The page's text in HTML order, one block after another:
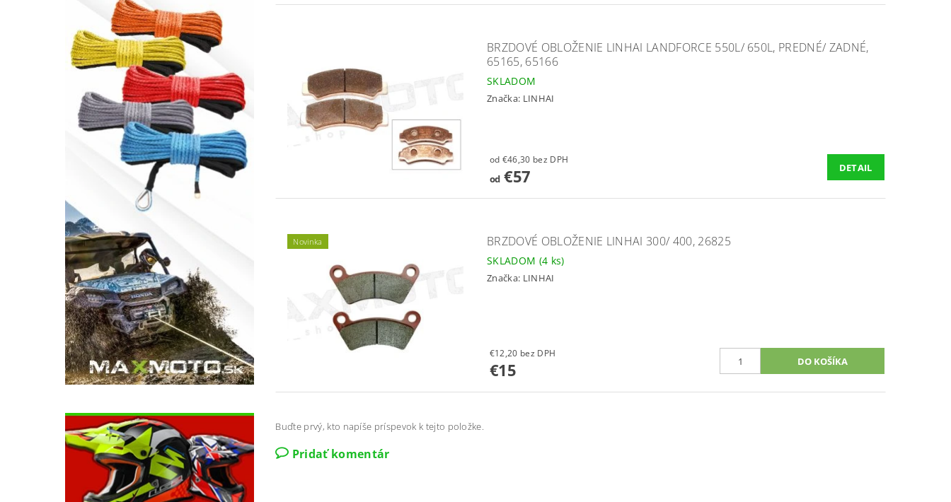
BRZDOVÉ OBLOŽENIE LINHAI LANDFORCE 550L/ 650L, PREDNÉ/ ZADNÉ,
65165, 65166
SKLADOM
Značka: LINHAI
od €46,30 bez DPH
od€57 DETAIL
Novinka BRZDOVÉ OBLOŽENIE LINHAI 300/ 400, 26825
SKLADOM (4 ks)
Značka: LINHAI
€12,20 bez DPH
€15
Buďte prvý, kto napíše príspevok k tejto položke.
Pridať komentár